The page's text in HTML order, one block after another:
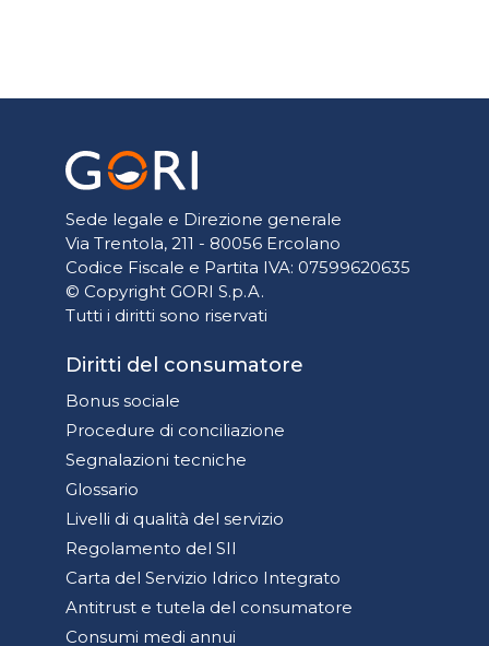
Sede legale e Direzione generale
Via Trentola, 211 - 80056 Ercolano
Codice Fiscale e Partita IVA: 07599620635
© Copyright GORI S.p.A.
Tutti i diritti sono riservati
Diritti del consumatore
Bonus sociale
Procedure di conciliazione
Segnalazioni tecniche
Glossario
Livelli di qualità del servizio
Regolamento del SII
Carta del Servizio Idrico Integrato
Antitrust e tutela del consumatore
Consumi medi annui